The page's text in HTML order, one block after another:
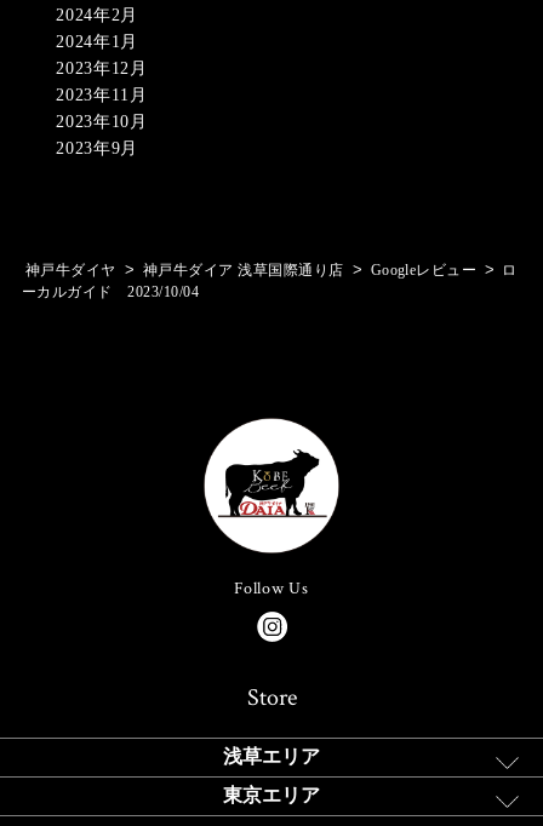
2024年2月
2024年1月
2023年12月
2023年11月
2023年10月
2023年9月
神戸牛ダイヤ > 神戸牛ダイア 浅草国際通り店 > Googleレビュー >
ロ
ーカルガイド 2023/10/04
Follow Us
Store
浅草エリア
東京エリア